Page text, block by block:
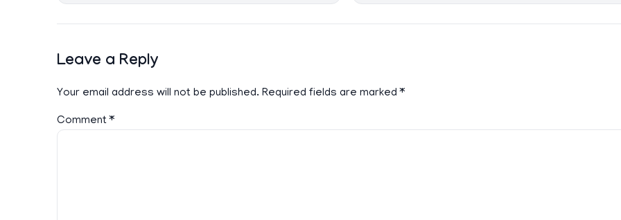
Leave a Reply
Your email address will not be published. Required fields are marked*
Comment*